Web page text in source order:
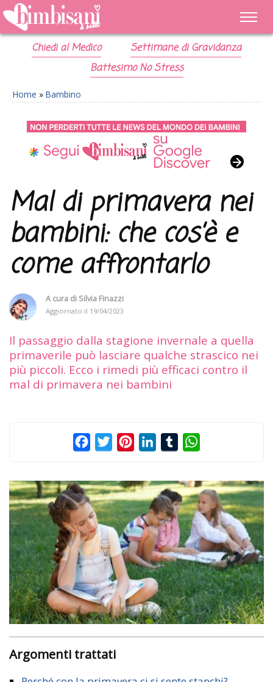
Chiedi al Medico
Settimane di Gravidanza
Battesimo No Stress
Home » Bambino
Mal di primavera nei
bambini: che cos’è e
come affrontarlo
A cura di Silvia Finazzi
Aggiornato il 19/04/2023
Il passaggio dalla stagione invernale a quella
primaverile può lasciare qualche strascico nei
più piccoli. Ecco i rimedi più efficaci contro il
mal di primavera nei bambini
FacebookTwitterPinterestLinkedInTumblr
Argomenti trattati